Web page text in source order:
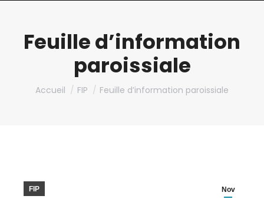
Feuille d’information
paroissiale
Vous êtes ici :
Accueil FIP Feuille d’information paroissiale
Nov
FIP